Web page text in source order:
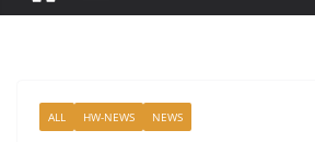
ALL HW-NEWS NEWS